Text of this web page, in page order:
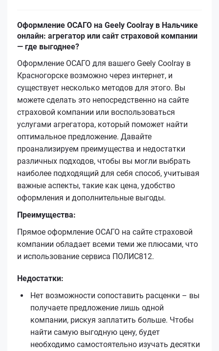
Оформление ОСАГО на Geely Coolray в Нальчике
онлайн: агрегатор или сайт страховой компании
— где выгоднее?
Оформление ОСАГО для вашего Geely Coolray в
Красногорске возможно через интернет, и
существует несколько методов для этого. Вы
можете сделать это непосредственно на сайте
страховой компании или воспользоваться
услугами агрегатора, который поможет найти
оптимальное предложение. Давайте
проанализируем преимущества и недостатки
различных подходов, чтобы вы могли выбрать
наиболее подходящий для себя способ, учитывая
важные аспекты, такие как цена, удобство
оформления и дополнительные выгоды.
Преимущества:
Прямое оформление ОСАГО на сайте страховой
компании обладает всеми теми же плюсами, что
и использование сервиса ПОЛИС812.
Недостатки:
Нет возможности сопоставить расценки – вы
получаете предложение лишь одной
компании, рискуя заплатить больше. Чтобы
найти самую выгодную цену, будет
необходимо самостоятельно изучать десятки